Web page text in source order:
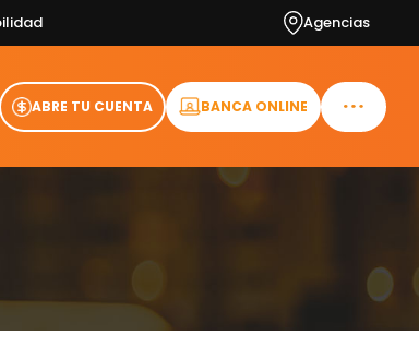
Agencias
ABRE TU CUENTA BANCA ONLINE